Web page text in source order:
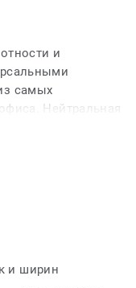
и
самых
Нейтральная
или по-
позволяют
интерьер.
и ширин